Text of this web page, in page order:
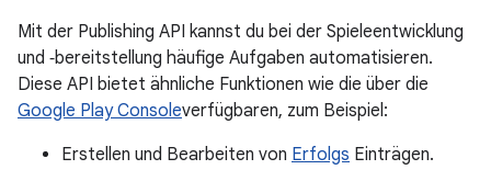
Mit der Publishing API kannst du bei der Spieleentwicklung
und ‑bereitstellung häufige Aufgaben automatisieren.
Diese API bietet ähnliche Funktionen wie die über die
Google Play Consoleverfügbaren, zum Beispiel:
Erstellen und Bearbeiten von Erfolgs Einträgen.